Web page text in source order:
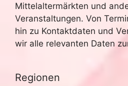
Mittelaltermärkten und
Veranstaltungen. Von
hin zu Kontaktdaten und
wir alle relevanten Daten
Regionen